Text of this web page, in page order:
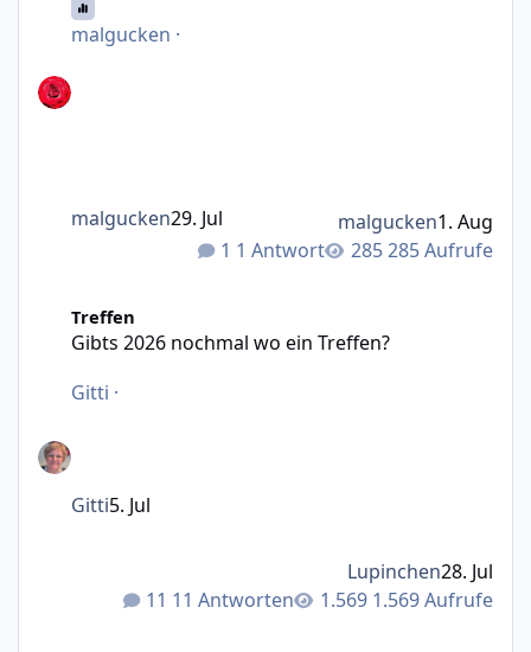
malgucken ·
1 Antwort 285 Aufrufe
malgucken29. Jul malgucken1. Aug
Treffen
Gibts 2026 nochmal wo ein Treffen?
Gitti ·
11 Antworten 1.569 Aufrufe
Gitti5. Jul
Lupinchen28. Jul